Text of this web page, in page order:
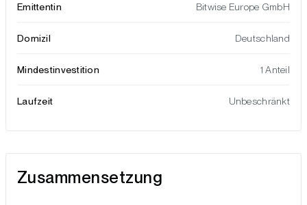
Emittentin Bitwise Europe GmbH
Domizil Deutschland
Mindestinvestition 1 Anteil
Laufzeit Unbeschränkt
Zusammensetzung